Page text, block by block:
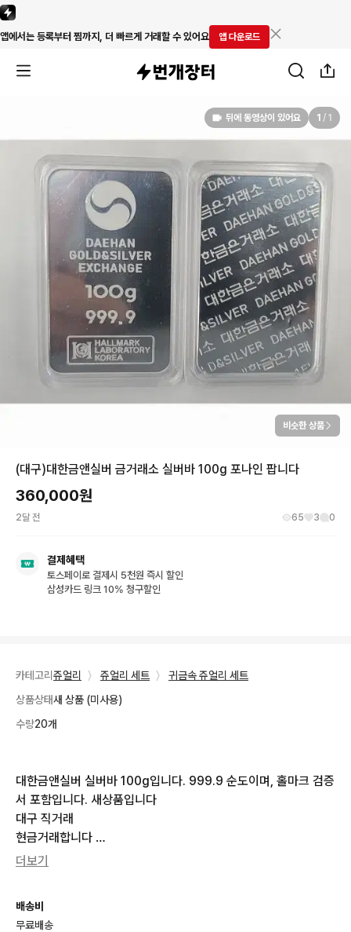
앱에서는 등록부터 찜까지, 더 빠르게 거래할 수 있어요 앱 다운로드
뒤에 동영상이 있어요 1 / 1
비슷한 상품
(대구)대한금앤실버 금거래소 실버바 100g 포나인 팝니다
360,000원
2달 전 65 3 0
결제혜택
토스페이로 결제시 5천원 즉시 할인
삼성카드 링크 10% 청구할인
카테고리 쥬얼리 〉 쥬얼리 세트 〉
귀금속 쥬얼리 세트
상품상태새 상품 (미사용)
수량20개
대한금앤실버 실버바 100g입니다. 999.9 순도이며, 홀마크 검증
서 포함입니다. 새상품입니다
대구 직거래
현금거래합니다
20개 가능합니다
더보기
배송비
무료배송